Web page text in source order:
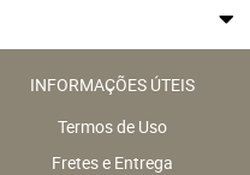
INFORMAÇÕES ÚTEIS
Termos de Uso
Fretes e Entrega